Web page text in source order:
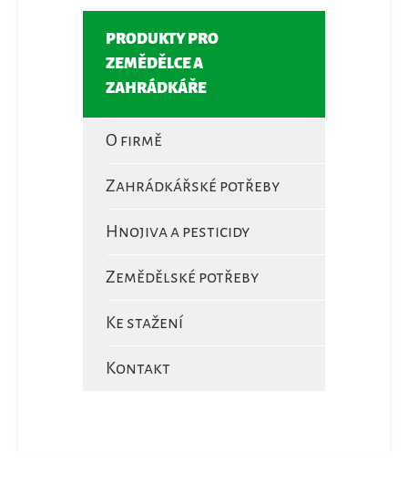
PRODUKTY PRO
ZEMĚDĚLCE A
ZAHRÁDKÁŘE
O firmě
Zahrádkářské potřeby
Hnojiva a pesticidy
Zemědělské potřeby
Ke stažení
Kontakt